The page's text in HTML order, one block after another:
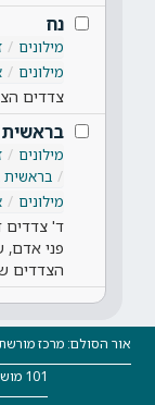
נח
מילונים
מילונים
צדדים
מילונים
בראשית
מילונים
ד' צדדים
פני אדם,
הצדדים
101 מושב לוזית 9984500, טלפון: 051-5730078